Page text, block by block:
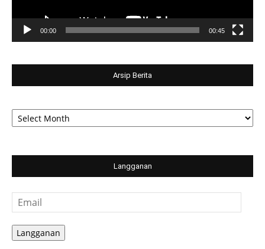
00:00 00:45
Arsip Berita
Arsip
Berita
Langganan
Email
Langganan